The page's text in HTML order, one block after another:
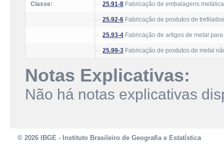
Classe: 25.91-8 Fabricação de embalagens
25.92-6 Fabricação de produtos de
25.93-4 Fabricação de artigos de metal
25.99-3 Fabricação de produtos de metal
Notas Explicativas:
Não há notas explicativas
© 2026 IBGE - Instituto Brasileiro de Geografia e Estatística